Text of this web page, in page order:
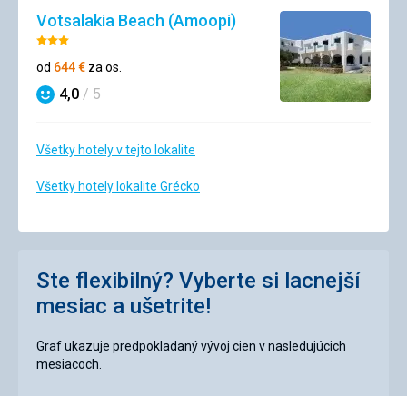
Votsalakia Beach (Amoopi)
Hodnotenie:
3/5
od 644€ za os.
Hodnotenie
4,0 / 5
Všetky hotely v tejto lokalite
Všetky hotely lokalite Grécko
Ste flexibilný? Vyberte si lacnejší
mesiac a ušetrite!
Graf ukazuje predpokladaný vývoj cien v nasledujúcich
mesiacoch.